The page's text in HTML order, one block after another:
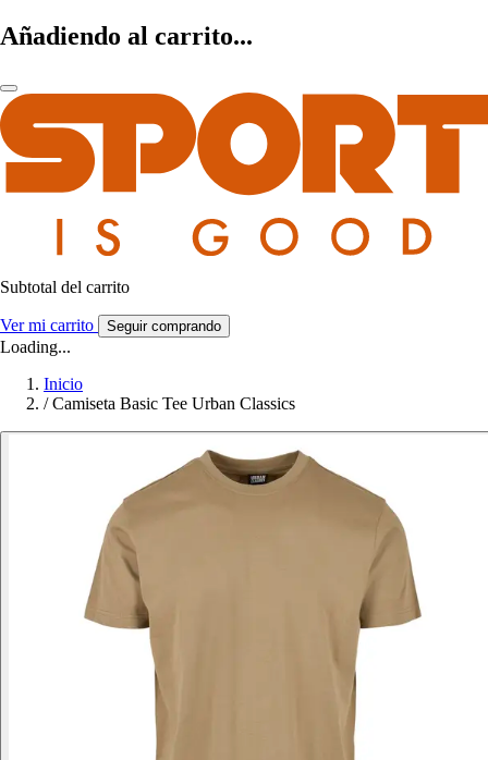
Añadiendo al carrito...
Subtotal del carrito
Ver mi carrito Seguir comprando
Loading...
Inicio
/ Camiseta Basic Tee Urban Classics